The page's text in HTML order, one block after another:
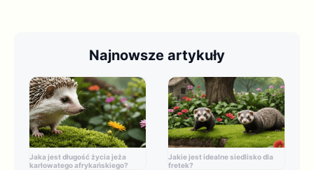
Najnowsze artykuły
Jaka jest długość życia jeża
karłowatego afrykańskiego?
Jakie jest idealne siedlisko dla
fretek?